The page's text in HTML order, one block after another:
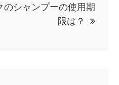
のシャンプーの使用期
限は？